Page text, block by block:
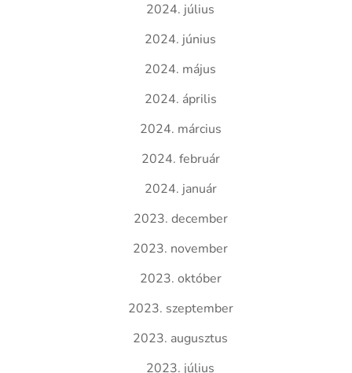
2024. július
2024. június
2024. május
2024. április
2024. március
2024. február
2024. január
2023. december
2023. november
2023. október
2023. szeptember
2023. augusztus
2023. július